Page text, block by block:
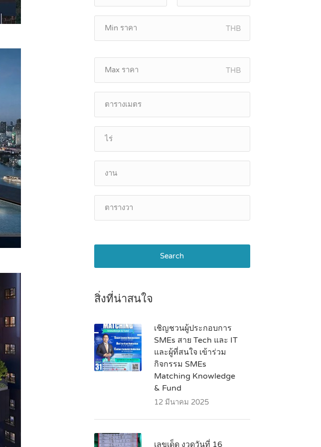
THB
THB
Search
สิ่งที่น่าสนใจ
เชิญชวนผู้ประกอบการ
SMEs สาย Tech และ IT
และผู้ที่สนใจ เข้าร่วม
กิจกรรม SMEs
Matching Knowledge
& Fund
12 มีนาคม 2025
เลขเด็ด งวดวันที่ 16